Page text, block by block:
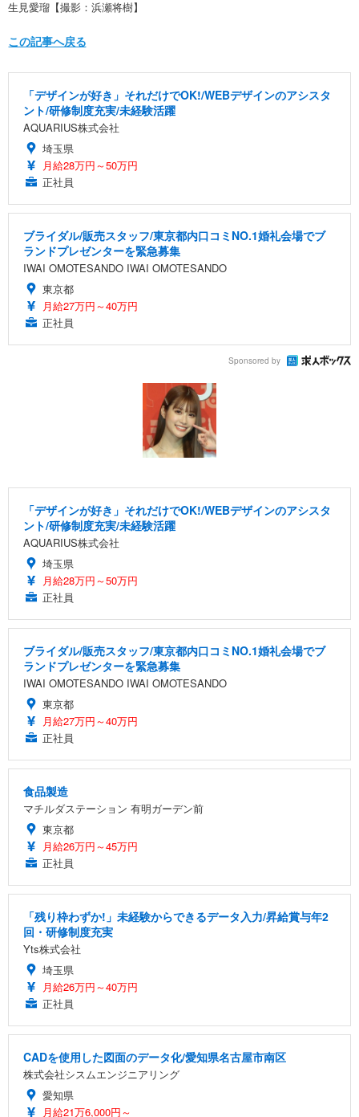
生見愛瑠【撮影：浜瀬将樹】
この記事へ戻る
「デザインが好き」それだけでOK!/WEBデザインのアシスタ
ント/研修制度充実/未経験活躍
AQUARIUS株式会社
埼玉県
月給28万円～50万円
正社員
ブライダル/販売スタッフ/東京都内口コミNO.1婚礼会場でブ
ランドプレゼンターを緊急募集
IWAI OMOTESANDO IWAI OMOTESANDO
東京都
月給27万円～40万円
正社員
Sponsored by
「デザインが好き」それだけでOK!/WEBデザインのアシスタ
ント/研修制度充実/未経験活躍
AQUARIUS株式会社
埼玉県
月給28万円～50万円
正社員
ブライダル/販売スタッフ/東京都内口コミNO.1婚礼会場でブ
ランドプレゼンターを緊急募集
IWAI OMOTESANDO IWAI OMOTESANDO
東京都
月給27万円～40万円
正社員
食品製造
マチルダステーション 有明ガーデン前
東京都
月給26万円～45万円
正社員
「残り枠わずか!」未経験からできるデータ入力/昇給賞与年2
回・研修制度充実
Yts株式会社
埼玉県
月給26万円～40万円
正社員
CADを使用した図面のデータ化/愛知県名古屋市南区
株式会社シスムエンジニアリング
愛知県
月給21万6,000円～